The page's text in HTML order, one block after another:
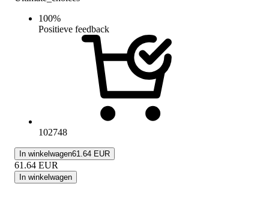
100%
Positieve feedback
102748
In winkelwagen61.64 EUR
61.64 EUR
In winkelwagen